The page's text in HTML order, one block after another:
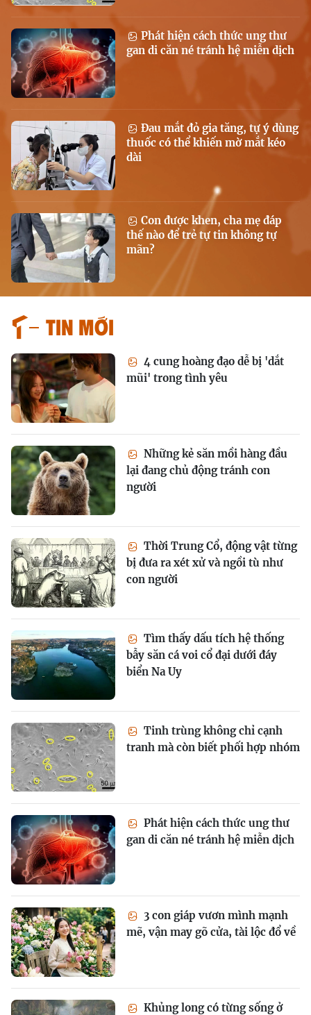
Phát hiện cách thức ung thư
gan di căn né tránh hệ miễn dịch
Đau mắt đỏ gia tăng, tự ý dùng
thuốc có thể khiến mờ mắt kéo
dài
Con được khen, cha mẹ đáp
thế nào để trẻ tự tin không tự
mãn?
Tin mới
4 cung hoàng đạo dễ bị 'dắt
mũi' trong tình yêu
Những kẻ săn mồi hàng đầu
lại đang chủ động tránh con
người
Thời Trung Cổ, động vật từng
bị đưa ra xét xử và ngồi tù như
con người
Tìm thấy dấu tích hệ thống
bẫy săn cá voi cổ đại dưới đáy
biển Na Uy
Tinh trùng không chỉ cạnh
tranh mà còn biết phối hợp nhóm
Phát hiện cách thức ung thư
gan di căn né tránh hệ miễn dịch
3 con giáp vươn mình mạnh
mẽ, vận may gõ cửa, tài lộc đổ về
Khủng long có từng sống ở